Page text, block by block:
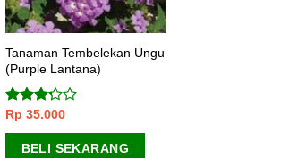
Tanaman Tembelekan Ungu
(Purple Lantana)
Dinilai
dari 5
Rp 35.000
BELI SEKARANG